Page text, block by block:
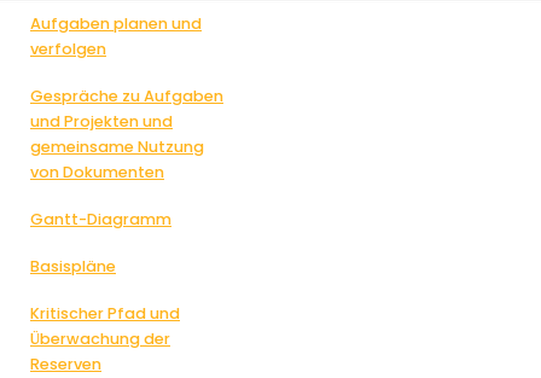
Aufgaben planen und
verfolgen
Gespräche zu Aufgaben
und Projekten und
gemeinsame Nutzung
von Dokumenten
Gantt-Diagramm
Basispläne
Kritischer Pfad und
Überwachung der
Reserven